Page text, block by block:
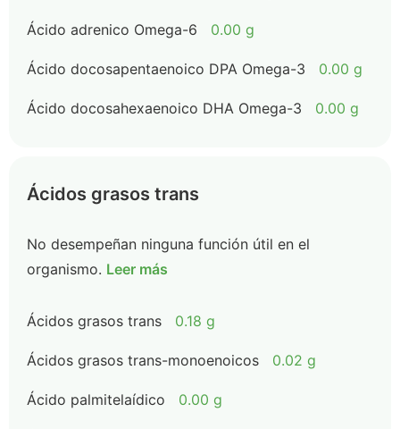
Ácido adrenico Omega-6 0.00 g
Ácido docosapentaenoico DPA Omega-3 0.00 g
Ácido docosahexaenoico DHA Omega-3 0.00 g
Ácidos grasos trans
No desempeñan ninguna función útil en el
organismo. Leer más
Ácidos grasos trans 0.18 g
Ácidos grasos trans-monoenoicos 0.02 g
Ácido palmitelaídico 0.00 g